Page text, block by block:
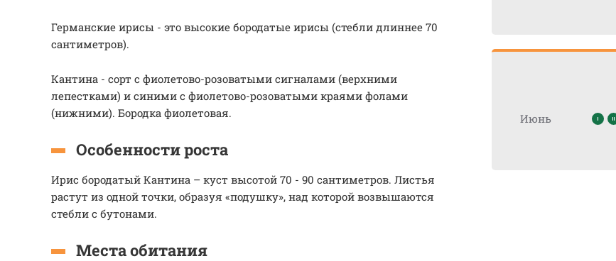
Германские ирисы - это высокие бородатые ирисы (стебли длиннее 70
сантиметров).
Кантина - сорт с фиолетово-розоватыми сигналами (верхними
лепестками) и синими с фиолетово-розоватыми краями фолами
(нижними). Бородка фиолетовая.
Особенности роста
Ирис бородатый Кантина – куст высотой 70 - 90 сантиметров. Листья
растут из одной точки, образуя «подушку», над которой возвышаются
стебли с бутонами.
Места обитания
Июнь